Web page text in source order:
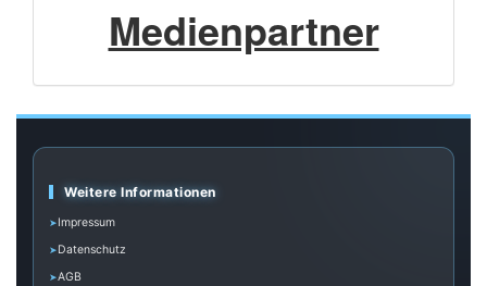
Medienpartner
Weitere Informationen
Impressum
Datenschutz
AGB